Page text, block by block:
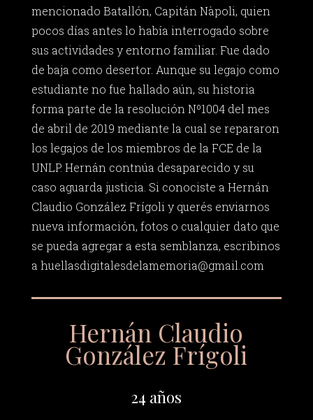
mencionado Batallón, Capitán Nàpoli, quien
pocos días antes lo había interrogado sobre
sus actividades y entorno familiar. Fue dado
de baja como desertor. Aunque su legajo como
estudiante no fue hallado aún, su historia
forma parte de la resolución Nº1004 del mes
de abril de 2019 mediante la cual se repararon
los legajos de los miembros de la FCE de la
UNLP. Hernán contnúa desaparecido y su
caso aguarda justicia. Si conociste a Hernán
Claudio González Frígoli y querés enviarnos
nueva información, fotos o cualquier dato que
se pueda agregar a esta semblanza, escribinos
a huellasdigitalesdelamemoria@gmail.com
Hernán Claudio
González Frígoli
24 años